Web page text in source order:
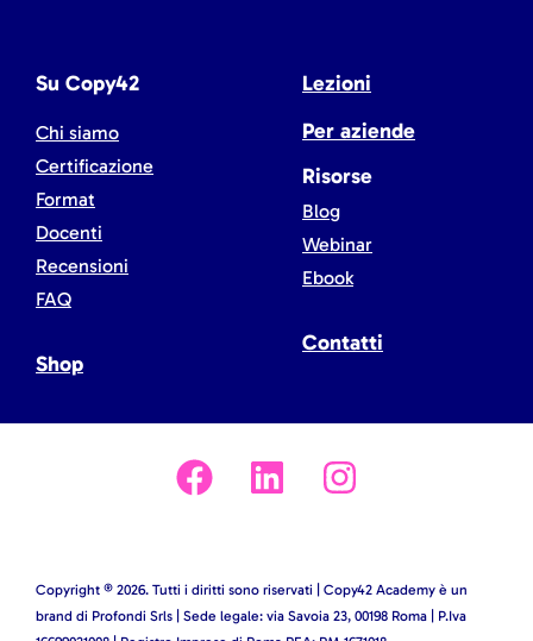
Su Copy42
Chi siamo
Certificazione
Format
Docenti
Recensioni
FAQ
Shop
Lezioni
Per aziende
Risorse
Blog
Webinar
Ebook
Contatti
Copyright ® 2026. Tutti i diritti sono riservati | Copy42 Academy è un
brand di Profondi Srls | Sede legale: via Savoia 23, 00198 Roma | P.Iva